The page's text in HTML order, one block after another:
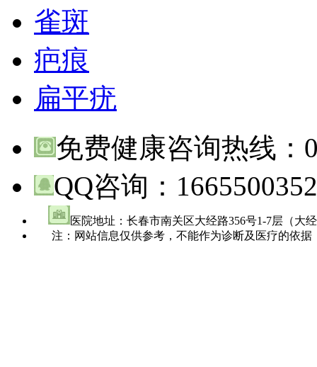
雀斑
疤痕
扁平疣
免费健康咨询热线：
QQ咨询： 1665500352
医院地址：长春市南关区大经路356号1-7层（大
注：网站信息仅供参考，不能作为诊断及医疗的依据